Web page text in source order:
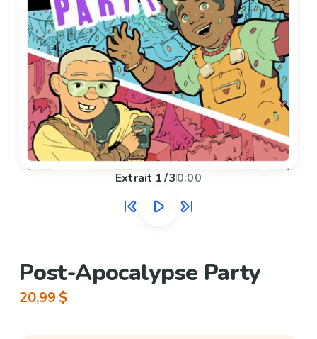
Extrait 1/30:00
Post-Apocalypse Party
20,99 $